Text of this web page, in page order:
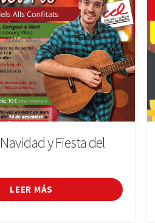
y Fiesta del
LEER MÁS